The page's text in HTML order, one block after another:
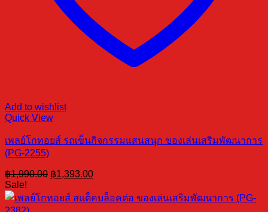
Add to wishlist
Quick View
เพลย์โกทอยส์ รถเข็นกิจกรรมแสนสนุก ของเล่นเสริมพัฒนาการ
(PG-2255)
฿1,990.00 Original
was:
฿1,990.00.
฿1,393.00Current
is:
฿1,393.00.
Sale!